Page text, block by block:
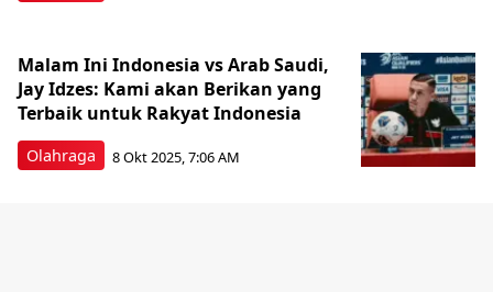
Olahraga
Malam Ini Indonesia vs Arab Saudi,
Jay Idzes: Kami akan Berikan yang
Terbaik untuk Rakyat Indonesia
8 Okt 2025, 7:06 AM